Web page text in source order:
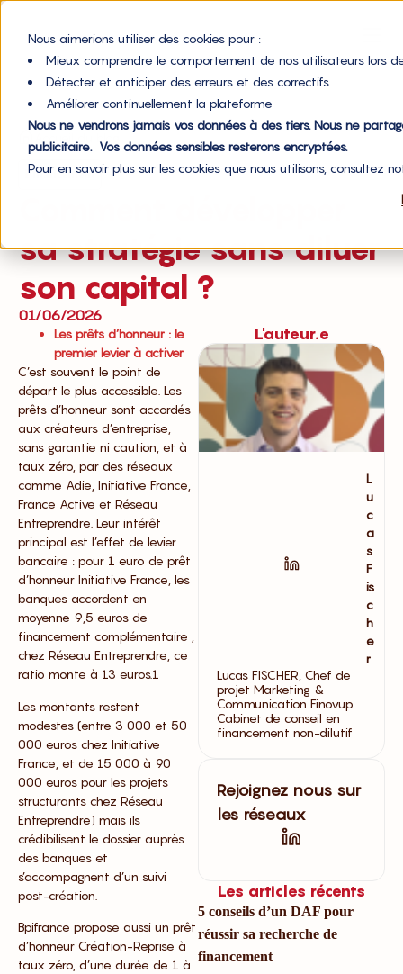
Nous aimerions utiliser des cookies pour :
Mieux comprendre le comportement de nos utilisateurs lors
Détecter et anticiper des erreurs et des correctifs
Améliorer continuellement la plateforme
Nous ne vendrons jamais vos données à des tiers. Nous ne
publicitaire. Vos données sensibles resterons encryptées.
Pour en savoir plus sur les cookies que nous utilisons, consultez
Financement
sa stratégie sans diluer
son capital ?
01/06/2026
Les prêts d’honneur : le
premier levier à activer
C’est souvent le point de
départ le plus accessible. Les
prêts d’honneur sont accordés
aux créateurs d’entreprise,
sans garantie ni caution, et à
taux zéro, par des réseaux
comme Adie, Initiative France,
France Active et Réseau
Entreprendre. Leur intérêt
principal est l’effet de levier
bancaire : pour 1 euro de prêt
d’honneur Initiative France, les
banques accordent en
moyenne 9,5 euros de
financement complémentaire ;
chez Réseau Entreprendre, ce
ratio monte à 13 euros.1
Les montants restent
modestes (entre 3 000 et 50
000 euros chez Initiative
France, et de 15 000 à 90
000 euros pour les projets
structurants chez Réseau
Entreprendre) mais ils
crédibilisent le dossier auprès
des banques et
s’accompagnent d’un suivi
post-création.
Bpifrance propose aussi un prêt
d’honneur Création-Reprise à
taux zéro, d’une durée de 1 à
L'auteur.e
L
u
c
a
s
F
is
c
h
e
r
Lucas FISCHER, Chef de
projet Marketing &
Communication Finovup.
Cabinet de conseil en
financement non-dilutif
Rejoignez nous sur
les réseaux
Les articles récents
5 conseils d’un DAF pour
réussir sa recherche de
financement